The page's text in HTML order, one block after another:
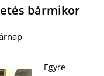
bármikor
Egyre